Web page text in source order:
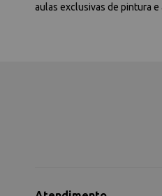
aulas exclusivas de pintura e